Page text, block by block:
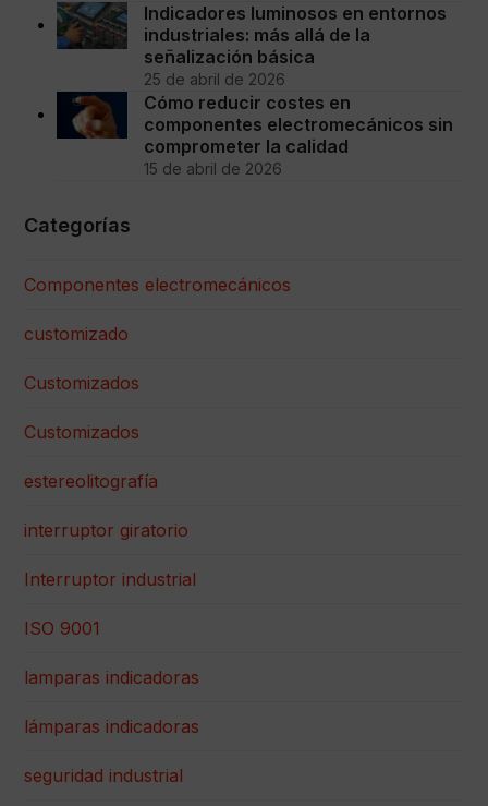
Indicadores luminosos en entornos
industriales: más allá de la
señalización básica
25 de abril de 2026
Cómo reducir costes en
componentes electromecánicos sin
comprometer la calidad
15 de abril de 2026
Categorías
Componentes electromecánicos
customizado
Customizados
Customizados
estereolitografía
interruptor giratorio
Interruptor industrial
ISO 9001
lamparas indicadoras
lámparas indicadoras
seguridad industrial